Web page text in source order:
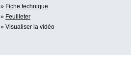
» Fiche technique
» Feuilleter
» Visualiser la vidéo